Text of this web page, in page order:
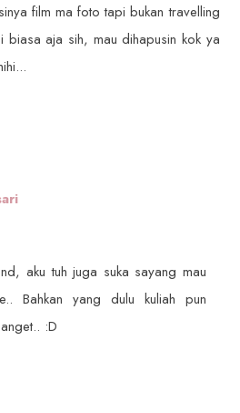
film ma foto tapi bukan travelling
biasa aja sih, mau dihapusin kok ya
aku tuh juga suka sayang mau
Bahkan yang dulu kuliah pun
:D